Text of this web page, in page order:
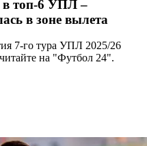
в топ-6 УПЛ –
в зоне вылета
7-го тура УПЛ 2025/26
на "Футбол 24".